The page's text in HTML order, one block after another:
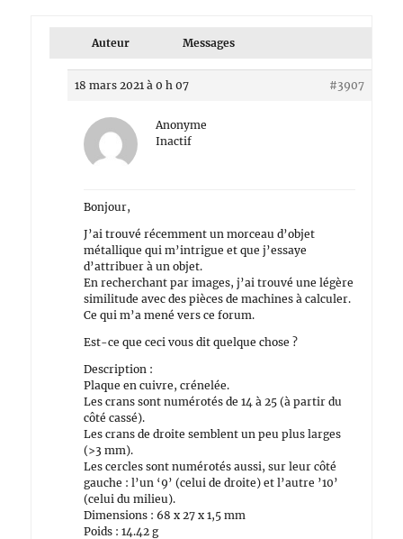
Auteur Messages
18 mars 2021 à 0 h 07 #3907
Anonyme
Inactif
Bonjour,
J’ai trouvé récemment un morceau d’objet
métallique qui m’intrigue et que j’essaye
d’attribuer à un objet.
En recherchant par images, j’ai trouvé une légère
similitude avec des pièces de machines à calculer.
Ce qui m’a mené vers ce forum.
Est-ce que ceci vous dit quelque chose ?
Description :
Plaque en cuivre, crénelée.
Les crans sont numérotés de 14 à 25 (à partir du
côté cassé).
Les crans de droite semblent un peu plus larges
(>3 mm).
Les cercles sont numérotés aussi, sur leur côté
gauche : l’un ‘9’ (celui de droite) et l’autre ’10’
(celui du milieu).
Dimensions : 68 x 27 x 1,5 mm
Poids : 14.42 g